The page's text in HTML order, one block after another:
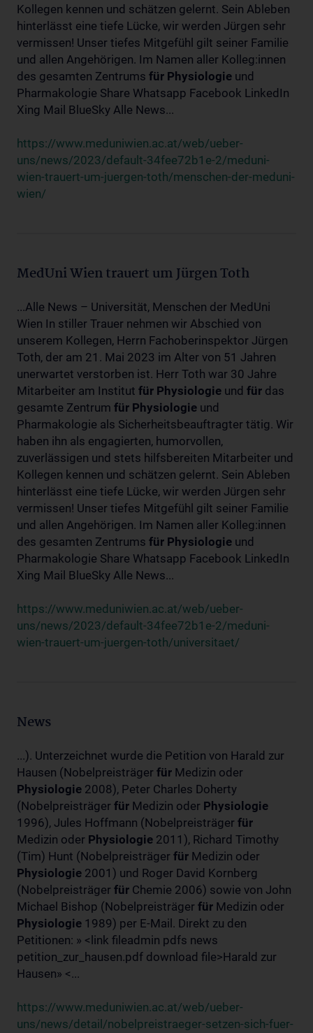
Kollegen kennen und schätzen gelernt. Sein Ableben
hinterlässt eine tiefe Lücke, wir werden Jürgen sehr
vermissen! Unser tiefes Mitgefühl gilt seiner Familie
und allen Angehörigen. Im Namen aller Kolleg:innen
des gesamten Zentrums für Physiologie und
Pharmakologie Share Whatsapp Facebook LinkedIn
Xing Mail BlueSky Alle News...
https://www.meduniwien.ac.at/web/ueber-
uns/news/2023/default-34fee72b1e-2/meduni-
wien-trauert-um-juergen-toth/menschen-der-meduni-
wien/
MedUni Wien trauert um Jürgen Toth
...Alle News – Universität, Menschen der MedUni
Wien In stiller Trauer nehmen wir Abschied von
unserem Kollegen, Herrn Fachoberinspektor Jürgen
Toth, der am 21. Mai 2023 im Alter von 51 Jahren
unerwartet verstorben ist. Herr Toth war 30 Jahre
Mitarbeiter am Institut für Physiologie und für das
gesamte Zentrum für Physiologie und
Pharmakologie als Sicherheitsbeauftragter tätig. Wir
haben ihn als engagierten, humorvollen,
zuverlässigen und stets hilfsbereiten Mitarbeiter und
Kollegen kennen und schätzen gelernt. Sein Ableben
hinterlässt eine tiefe Lücke, wir werden Jürgen sehr
vermissen! Unser tiefes Mitgefühl gilt seiner Familie
und allen Angehörigen. Im Namen aller Kolleg:innen
des gesamten Zentrums für Physiologie und
Pharmakologie Share Whatsapp Facebook LinkedIn
Xing Mail BlueSky Alle News...
https://www.meduniwien.ac.at/web/ueber-
uns/news/2023/default-34fee72b1e-2/meduni-
wien-trauert-um-juergen-toth/universitaet/
News
...). Unterzeichnet wurde die Petition von Harald zur
Hausen (Nobelpreisträger für Medizin oder
Physiologie 2008), Peter Charles Doherty
(Nobelpreisträger für Medizin oder Physiologie
1996), Jules Hoffmann (Nobelpreisträger für
Medizin oder Physiologie 2011), Richard Timothy
(Tim) Hunt (Nobelpreisträger für Medizin oder
Physiologie 2001) und Roger David Kornberg
(Nobelpreisträger für Chemie 2006) sowie von John
Michael Bishop (Nobelpreisträger für Medizin oder
Physiologie 1989) per E-Mail. Direkt zu den
Petitionen: » <link fileadmin pdfs news
petition_zur_hausen.pdf download file>Harald zur
Hausen» <...
https://www.meduniwien.ac.at/web/ueber-
uns/news/detail/nobelpreistraeger-setzen-sich-fuer-